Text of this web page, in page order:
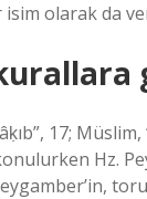
isim olarak da
17;
Hz.